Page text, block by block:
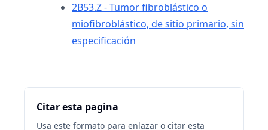
2B53.Z - Tumor fibroblástico o
miofibroblástico, de sitio primario, sin
especificación
Citar esta pagina
Usa este formato para enlazar o citar esta